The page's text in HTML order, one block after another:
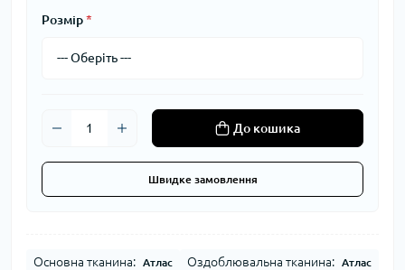
Розмір*
До кошика
Швидке замовлення
Основна тканина: Атлас Оздоблювальна тканина: Атлас